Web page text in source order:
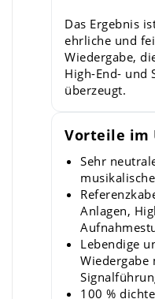
Das Ergebnis
ehrliche und
Wiedergabe,
High-End- und
überzeugt.
Vorteile im
Sehr
Anlagen,
Lebendige
Wiedergabe
100 % dichte